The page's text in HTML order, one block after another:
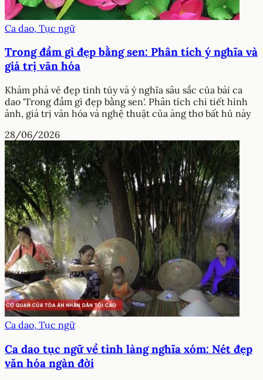
Ca dao, Tục ngữ
Trong đầm gì đẹp bằng sen: Phân tích ý nghĩa và
giá trị văn hóa
Khám phá vẻ đẹp tinh túy và ý nghĩa sâu sắc của bài ca
dao 'Trong đầm gì đẹp bằng sen'. Phân tích chi tiết hình
ảnh, giá trị văn hóa và nghệ thuật của áng thơ bất hủ này
28/06/2026
Ca dao, Tục ngữ
Ca dao tục ngữ về tình làng nghĩa xóm: Nét đẹp
văn hóa ngàn đời